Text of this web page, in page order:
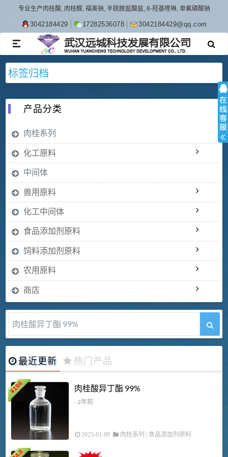
专业生产肉桂酸, 肉桂醛, 福美钠, 半胱胺盐酸盐, 8-羟基喹啉, 单氟磷酸钠
3042184429 17282536078 3042184429@qq.com
TOGGLE
NAVIGATION
标签归档
产品分类
肉桂系列
化工原料
中间体
兽用原料
化工中间体
食品添加剂原料
饲料添加剂原料
农用原料
商店
肉桂醛 99%
最近更新 热门产品
¥
198 肉桂酸异丁酯 99%
- 2年前
2025-01-09 肉桂系列 食品添加剂原料